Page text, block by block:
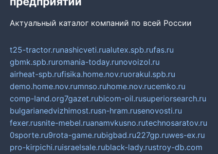
Актуальный каталог компаний по всей России
t25-tractor.runashicveti.rualutex.spb.rufas.ru
gbmk.spb.ruromania-today.runovoizol.ru
airheat-spb.rufisika.home.nov.ruorakul.spb.ru
demo.home.nov.rumnso.ruhome.nov.rucemko.ru
comp-land.org7gazet.rubicom-oil.rusuperiorsearch.ru
bulgarianedvizhimost.rusn-hram.rusenovosti.ru
fexer.rusnite-mebel.ruanamvkusno.rutechnosaratov.ru
0sporte.ru9rota-game.rubigbad.ru227gp.ruwes-ex.ru
pro-kirpichi.ruisraelsale.rublack-lady.rustroy-db.com